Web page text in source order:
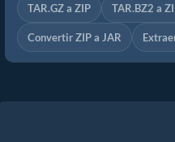
TAR.GZ a ZIP TAR.BZ2 a
Convertir ZIP a JAR